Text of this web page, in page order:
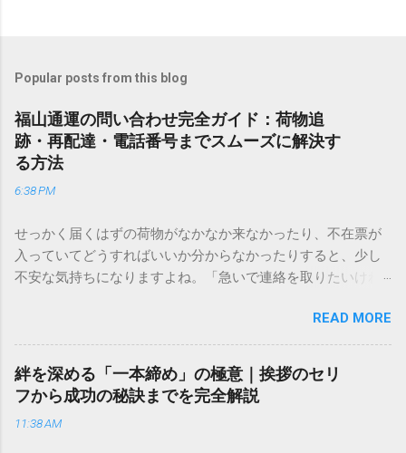
Popular posts from this blog
福山通運の問い合わせ完全ガイド：荷物追
跡・再配達・電話番号までスムーズに解決す
る方法
6:38 PM
せっかく届くはずの荷物がなかなか来なかったり、不在票が
入っていてどうすればいいか分からなかったりすると、少し
不安な気持ちになりますよね。「急いで連絡を取りたいけれ
きできる？」といった疑問を抱える方も多いはずです。 福山
通運は企業間物流のイメージが強いかもしれませんが、個人
向けの宅配サービスも非常に充実しています。大切なのは、
目的に合わせた適切な連絡先を選ぶことです。この記事で
は、荷物の追跡確認から営業所への電話連絡、再配達の依頼
手順まで、初めての方でも迷わずに解決できる方法を詳しく
READ MORE
絆を深める「一本締め」の極意｜挨拶のセリ
フから成功の秘訣までを完全解説
11:38 AM